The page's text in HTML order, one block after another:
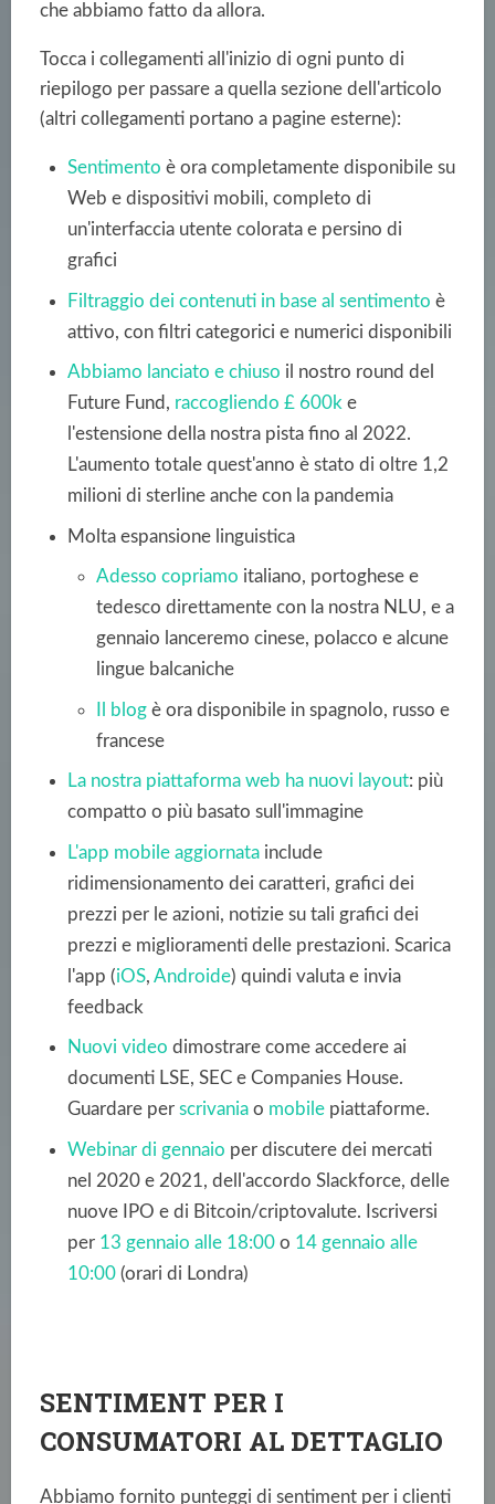
che abbiamo fatto da allora.
Tocca i collegamenti all'inizio di ogni punto di
riepilogo per passare a quella sezione dell'articolo
(altri collegamenti portano a pagine esterne):
Sentimento è ora completamente disponibile su
Web e dispositivi mobili, completo di
un'interfaccia utente colorata e persino di
grafici
Filtraggio dei contenuti in base al sentimento è
attivo, con filtri categorici e numerici disponibili
Abbiamo lanciato e chiuso il nostro round del
Future Fund , raccogliendo £ 600k e
l'estensione della nostra pista fino al 2022.
L'aumento totale quest'anno è stato di oltre 1,2
milioni di sterline anche con la pandemia
Molta espansione linguistica
Adesso copriamo italiano, portoghese e
tedesco direttamente con la nostra NLU, e a
gennaio lanceremo cinese, polacco e alcune
lingue balcaniche
blogè ora disponibile in spagnolo, russo e
francese
La nostra piattaforma web ha nuovi layout: più
compatto o più basato sull'immagine
L'app mobile aggiornata include
ridimensionamento dei caratteri, grafici dei
prezzi per le azioni, notizie su tali grafici dei
prezzi e miglioramenti delle prestazioni.Scarica
l'app (iOS,Androide) quindi valuta e invia
feedback
Nuovi video dimostrare come accedere ai
documenti LSE, SEC e Companies House.
Guardare perscrivania o mobile piattaforme.
Webinar di gennaio per discutere dei mercati
nel 2020 e 2021, dell'accordo Slackforce, delle
nuove IPO e di Bitcoin/criptovalute. Iscriversi
per 13 gennaio alle 18:00 o 14 gennaio alle
10:00 (orari di Londra)
SENTIMENT PER I
CONSUMATORI AL DETTAGLIO
Abbiamo fornito punteggi di sentiment per i clienti